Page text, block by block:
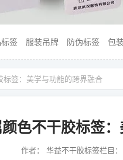
签 服装吊牌 防伪标签 包
标签：美学与功能的跨界融合
色不干胶标签
作者： 华益不干胶标签栏目：